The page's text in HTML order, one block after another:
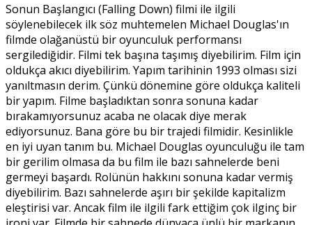
Sonun Başlangıcı (Falling Down) filmi ile ilgili
söylenebilecek ilk söz muhtemelen Michael Douglas'ın
filmde olağanüstü bir oyunculuk performansı
sergilediğidir. Filmi tek başına taşımış diyebilirim. Film için
oldukça akıcı diyebilirim. Yapım tarihinin 1993 olması sizi
yanıltmasın derim. Çünkü dönemine göre oldukça kaliteli
bir yapım. Filme başladıktan sonra sonuna kadar
bırakamıyorsunuz acaba ne olacak diye merak
ediyorsunuz. Bana göre bu bir trajedi filmidir. Kesinlikle
en iyi uyan tanım bu. Michael Douglas oyunculuğu ile tam
bir gerilim olmasa da bu film ile bazı sahnelerde beni
germeyi başardı. Rolünün hakkını sonuna kadar vermiş
diyebilirim. Bazı sahnelerde aşırı bir şekilde kapitalizm
eleştirisi var. Ancak film ile ilgili fark ettiğim çok ilginç bir